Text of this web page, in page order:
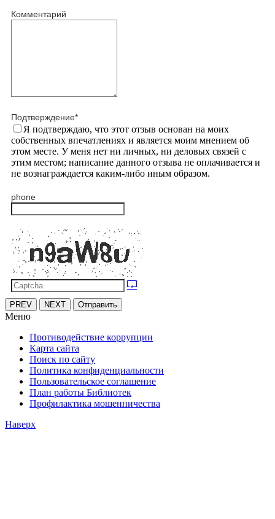
Комментарий
Подтверждение*
Я подтверждаю, что этот отзыв основан на моих
собственных впечатлениях и является моим мнением об
этом месте. У меня нет ни личных, ни деловых связей с
этим местом; написание данного отзыва не оплачивается и
не вознаграждается каким-либо иным образом.
phone
PREV NEXT Отправить
Меню
Противодействие коррупции
Карта сайта
Поиск по сайту
Политика конфиденциальности
Пользовательское соглашение
План работы Библиотек
Профилактика мошенничества
Наверх